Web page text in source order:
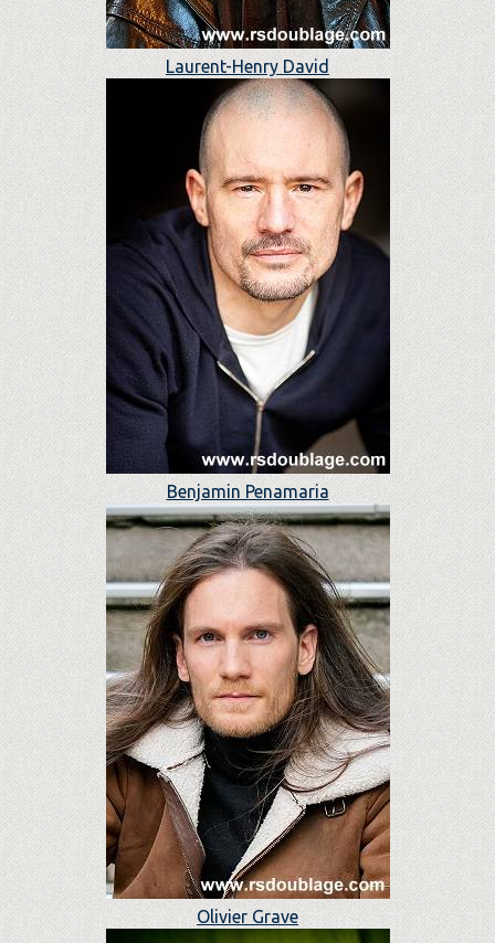
Laurent-Henry David
Benjamin Penamaria
Olivier Grave